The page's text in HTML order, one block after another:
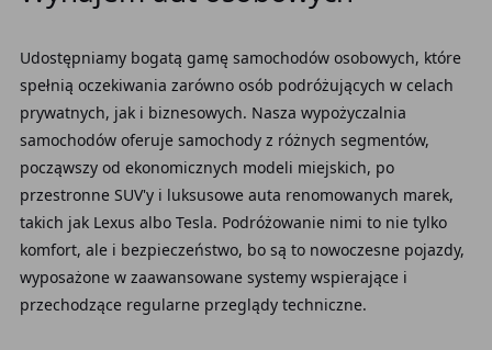
Udostępniamy bogatą gamę samochodów osobowych, które
spełnią oczekiwania zarówno osób podróżujących w celach
prywatnych, jak i biznesowych. Nasza wypożyczalnia
samochodów oferuje samochody z różnych segmentów,
począwszy od ekonomicznych modeli miejskich, po
przestronne SUV'y i luksusowe auta renomowanych marek,
takich jak Lexus albo Tesla. Podróżowanie nimi to nie tylko
komfort, ale i bezpieczeństwo, bo są to nowoczesne pojazdy,
wyposażone w zaawansowane systemy wspierające i
przechodzące regularne przeglądy techniczne.